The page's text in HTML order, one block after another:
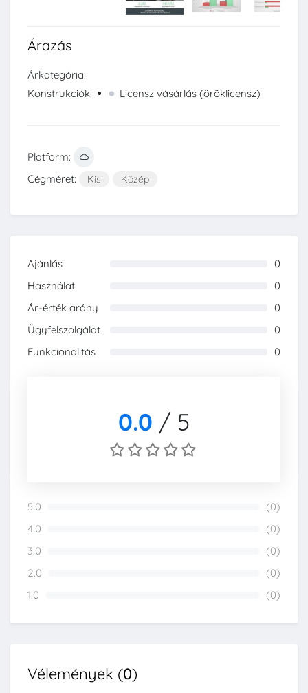
Árazás
Árkategória:
Konstrukciók:
Licensz vásárlás (öröklicensz)
Platform:
Cégméret:
Kis Közép
Ajánlás
0
Használat
0
Ár-érték arány
0
Ügyfélszolgálat
0
Funkcionalitás
0
0.0 / 5
5.0
(0)
4.0
(0)
3.0
(0)
2.0
(0)
1.0
(0)
Vélemények (0)